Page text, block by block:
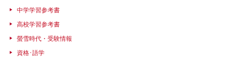
中学学習参考書
高校学習参考書
螢雪時代・受験情報
資格･語学